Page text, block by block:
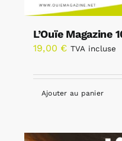
L’Ouïe Magazine
19,00 € TVA incluse
Ajouter au panier